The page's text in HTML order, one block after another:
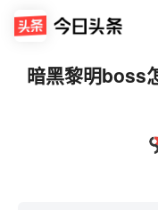
暗黑黎明boss